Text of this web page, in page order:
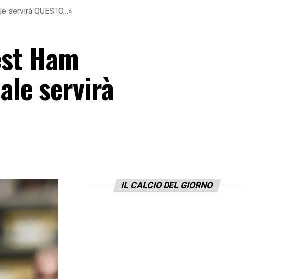
servirà QUESTO…»
Ham
servirà
IL CALCIO DEL GIORNO